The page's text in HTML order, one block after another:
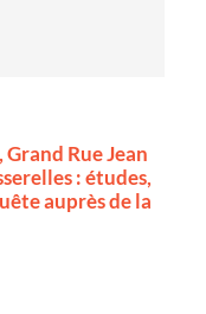
Rue Jean
: études,
auprès de la